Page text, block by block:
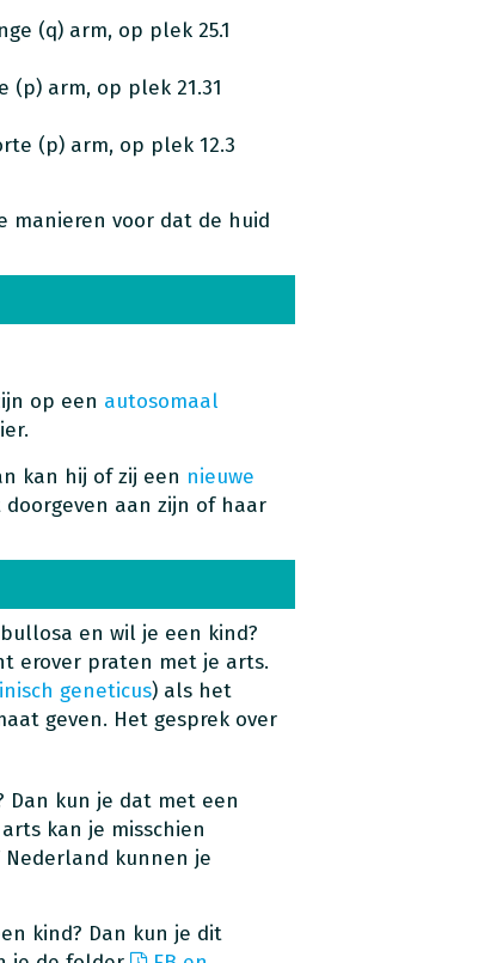
(q) arm, op plek 25.1
(p) arm, op plek 21.31
(p) arm, op plek 12.3
manieren voor dat de huid
op een autosomaal
kan hij of zij een nieuwe
aan zijn of haar
en wil je een kind?
erover praten met je arts.
geneticus) als het
geven. Het gesprek over
Dan kun je dat met een
kan je misschien
Nederland kunnen je
kind? Dan kun je dit